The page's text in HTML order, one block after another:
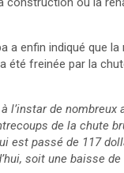
a enfin indiqué que
été freinée par la
l’instar de nombreux
de la chute
est passé de 117
soit une baisse